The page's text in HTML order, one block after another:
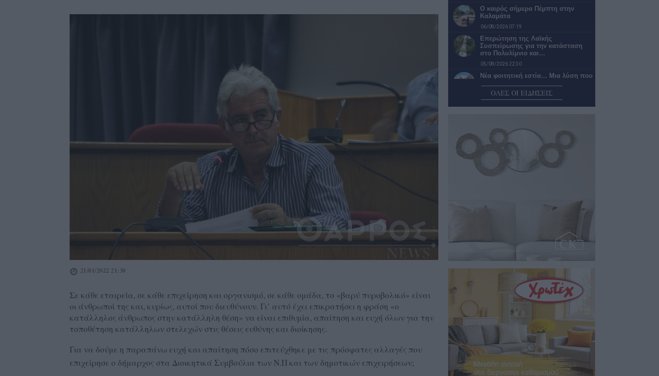
21/01/2022 21:30
Σε κάθε εταιρεία, σε κάθε επιχείρηση και οργανισμό, σε κάθε ομάδα, το «βαρύ πυροβολικό» είναι
οι άνθρωποί της και, κυρίως, αυτοί που διευθύνουν. Γι’ αυτό έχει επικρατήσει η φράση «ο
κατάλληλος άνθρωπος στην κατάλληλη θέση» να είναι επιθυμία, απαίτηση και ευχή όλων για την
τοποθέτηση κατάλληλων στελεχών στις θέσεις ευθύνης και διοίκησης.
Για να δούμε η παραπάνω ευχή και απαίτηση πόσο επιτεύχθηκε με τις πρόσφατες αλλαγές που
επιχείρησε ο δήμαρχος στα Διοικητικά Συμβούλια των Ν.Π και των δημοτικών επιχειρήσεων;
Ο καιρός σήμερα Πέμπτη στην
Καλαμάτα
06/08/2026 07:19
Επερώτηση της Λαϊκής
Συσπείρωσης για την κατάσταση
στο Πολυλίμνιο και…
05/08/2026 22:30
Νέα φοιτητική εστία… Μια λύση που
05/08/2026 22:02
«Σπιτάκια Ανακύκλωσης»:
05/08/2026 21:28
Σύγκρουση λεωφορείου του
Αστικού ΚΤΕΛ Καλαμάτας με ΙΧ
ΟΛΕΣ ΟΙ ΕΙΔΗΣΕΙΣ